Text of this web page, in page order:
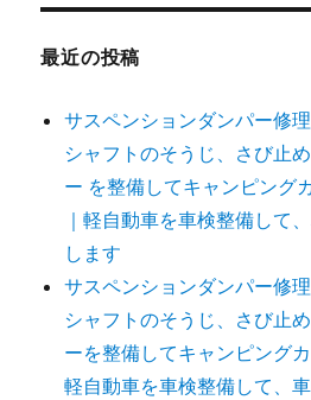
最近の投稿
サスペンションダンパー修
シャフトのそうじ、さび止
ー を整備してキャンピング
｜軽自動車を車検整備して
します
サスペンションダンパー修
シャフトのそうじ、さび止
ーを整備してキャンピング
軽自動車を車検整備して、